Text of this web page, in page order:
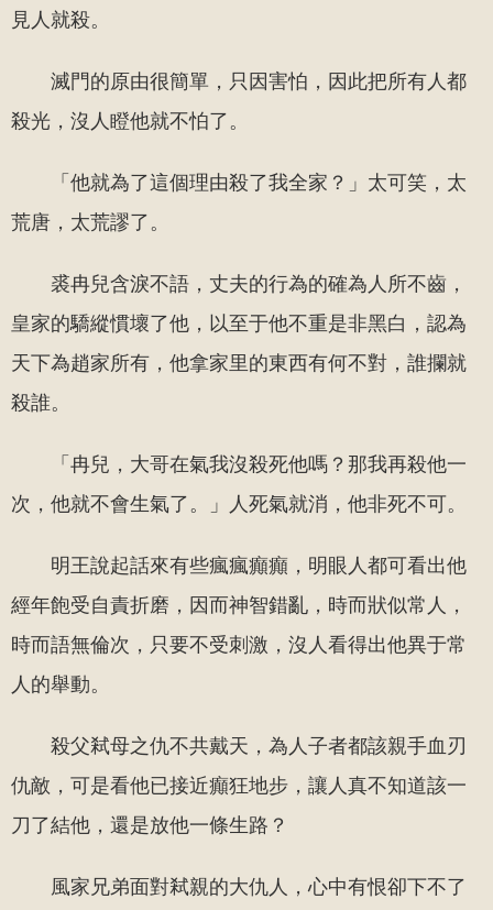
見人就殺。
滅門的原由很簡單，只因害怕，因此把所有人都
殺光，沒人瞪他就不怕了。
「他就為了這個理由殺了我全家？」太可笑，太
荒唐，太荒謬了。
裘冉兒含淚不語，丈夫的行為的確為人所不齒，
皇家的驕縱慣壞了他，以至于他不重是非黑白，認為
天下為趙家所有，他拿家里的東西有何不對，誰攔就
殺誰。
「冉兒，大哥在氣我沒殺死他嗎？那我再殺他一
次，他就不會生氣了。」人死氣就消，他非死不可。
明王說起話來有些瘋瘋癲癲，明眼人都可看出他
經年飽受自責折磨，因而神智錯亂，時而狀似常人，
時而語無倫次，只要不受刺激，沒人看得出他異于常
人的舉動。
殺父弒母之仇不共戴天，為人子者都該親手血刃
仇敵，可是看他已接近癲狂地步，讓人真不知道該一
刀了結他，還是放他一條生路？
風家兄弟面對弒親的大仇人，心中有恨卻下不了